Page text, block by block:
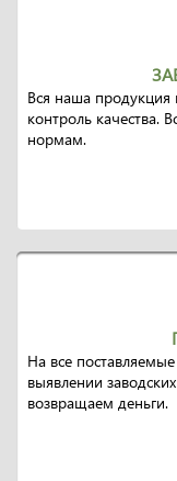
Вся наша продукция
контроль качества.
нормам.
На все
выявлении
возвращаем деньги.